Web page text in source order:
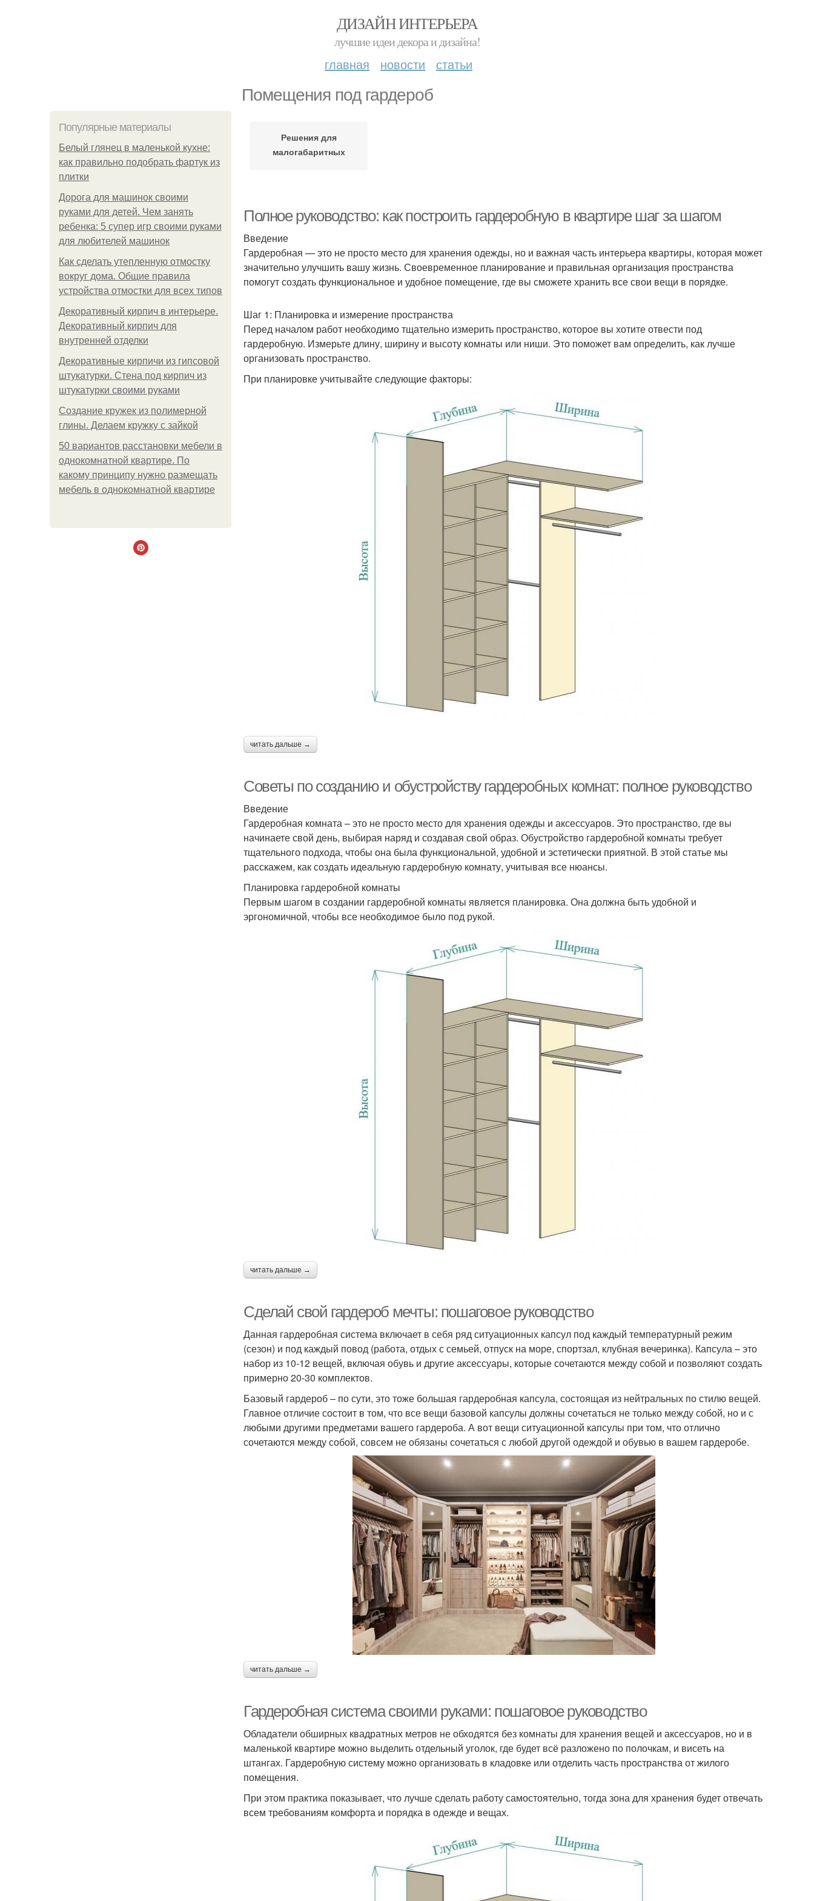
ДИЗАЙН ИНТЕРЬЕРА
лучшие идеи декора и дизайна!
главная новости статьи
Помещения под гардероб
Популярные материалы
Белый глянец в маленькой кухне:
как правильно подобрать фартук из
плитки
Дорога для машинок своими
руками для детей. Чем занять
ребенка: 5 супер игр своими руками
для любителей машинок
Как сделать утепленную отмостку
вокруг дома. Общие правила
устройства отмостки для всех типов
Декоративный кирпич в интерьере.
Декоративный кирпич для
внутренней отделки
Декоративные кирпичи из гипсовой
штукатурки. Стена под кирпич из
штукатурки своими руками
Создание кружек из полимерной
глины. Делаем кружку с зайкой
50 вариантов расстановки мебели в
однокомнатной квартире. По
какому принципу нужно размещать
мебель в однокомнатной квартире
Решения для
малогабаритных
Полное руководство: как построить гардеробную в квартире шаг за шагом
Введение
Гардеробная — это не просто место для хранения одежды, но и важная часть интерьера квартиры, которая может
значительно улучшить вашу жизнь. Своевременное планирование и правильная организация пространства
помогут создать функциональное и удобное помещение, где вы сможете хранить все свои вещи в порядке.
Шаг 1: Планировка и измерение пространства
Перед началом работ необходимо тщательно измерить пространство, которое вы хотите отвести под
гардеробную. Измерьте длину, ширину и высоту комнаты или ниши. Это поможет вам определить, как лучше
организовать пространство.
При планировке учитывайте следующие факторы:
читать дальше →
Советы по созданию и обустройству гардеробных комнат: полное руководство
Введение
Гардеробная комната – это не просто место для хранения одежды и аксессуаров. Это пространство, где вы
начинаете свой день, выбирая наряд и создавая свой образ. Обустройство гардеробной комнаты требует
тщательного подхода, чтобы она была функциональной, удобной и эстетически приятной. В этой статье мы
расскажем, как создать идеальную гардеробную комнату, учитывая все нюансы.
Планировка гардеробной комнаты
Первым шагом в создании гардеробной комнаты является планировка. Она должна быть удобной и
эргономичной, чтобы все необходимое было под рукой.
читать дальше →
Сделай свой гардероб мечты: пошаговое руководство
Данная гардеробная система включает в себя ряд ситуационных капсул под каждый температурный режим
(сезон) и под каждый повод (работа, отдых с семьей, отпуск на море, спортзал, клубная вечеринка). Капсула – это
набор из 10-12 вещей, включая обувь и другие аксессуары, которые сочетаются между собой и позволяют создать
примерно 20-30 комплектов.
Базовый гардероб – по сути, это тоже большая гардеробная капсула, состоящая из нейтральных по стилю вещей.
Главное отличие состоит в том, что все вещи базовой капсулы должны сочетаться не только между собой, но и с
любыми другими предметами вашего гардероба. А вот вещи ситуационной капсулы при том, что отлично
сочетаются между собой, совсем не обязаны сочетаться с любой другой одеждой и обувью в вашем гардеробе.
читать дальше →
Гардеробная система своими руками: пошаговое руководство
Обладатели обширных квадратных метров не обходятся без комнаты для хранения вещей и аксессуаров, но и в
маленькой квартире можно выделить отдельный уголок, где будет всё разложено по полочкам, и висеть на
штангах. Гардеробную систему можно организовать в кладовке или отделить часть пространства от жилого
помещения.
При этом практика показывает, что лучше сделать работу самостоятельно, тогда зона для хранения будет отвечать
всем требованиям комфорта и порядка в одежде и вещах.